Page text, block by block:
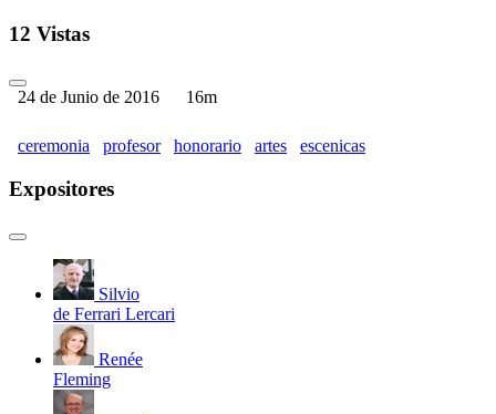
12 Vistas
24 de Junio de 2016 16m
ceremonia profesor honorario artes escenicas
Expositores
Silvio
de Ferrari Lercari
Renée
Fleming